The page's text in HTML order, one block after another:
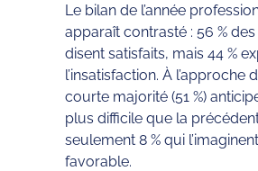
Le bilan de l’année
apparaît contrasté : 56 %
disent satisfaits, mais 44 %
l’insatisfaction. À l’approche
courte majorité (51 %)
plus difficile que la
seulement 8 % qui
favorable.